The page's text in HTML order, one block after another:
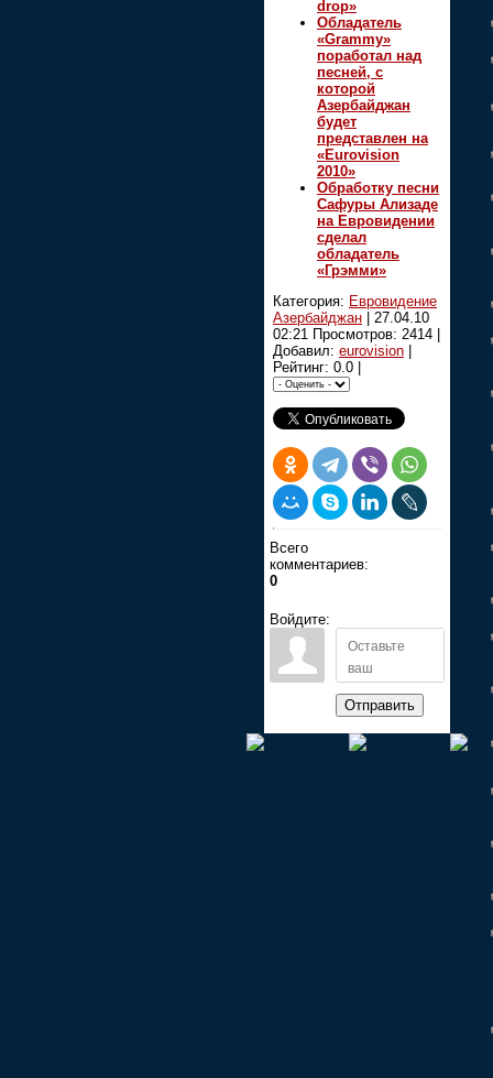
drop»
Обладатель
«Grammy»
поработал над
песней, с
которой
Азербайджан
будет
представлен на
«Eurovision
2010»
Обработку песни
Сафуры Ализаде
на Евровидении
сделал
обладатель
«Грэмми»
Категория: Евровидение
Азербайджан
27.04.10
02:21 Просмотров: 2414 |
Добавил: eurovision
Рейтинг: 0.0 |
Всего
комментариев:
0
Войдите:
Отправить